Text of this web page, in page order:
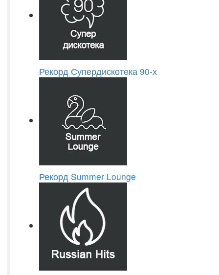
Рекорд Супердискотека 90-х
Рекорд Summer Lounge